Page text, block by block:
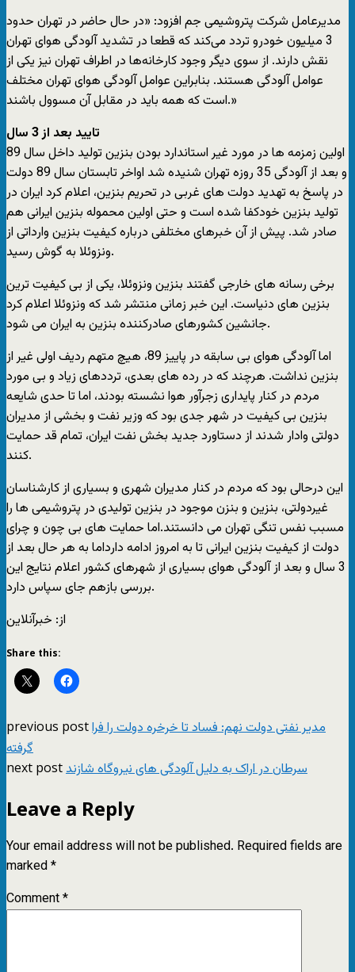
مدیرعامل شرکت پتروشیمی جم افزود: «در حال حاضر در تهران حدود
3 میلیون خودرو تردد می‌کند که قطعا در تشدید آلودگی هوای تهران
نقش دارند. از سوی دیگر وجود کارخانه‌ها در اطراف تهران نیز یکی از
عوامل آلودگی هستند. بنابراین عوامل آلودگی هوای تهران مختلف
است که همه باید در مقابل آن مسوول باشند.»
تایید بعد از 3 سال
اولین زمزمه ها در مورد غیر استاندارد بودن بنزین تولید داخل سال 89
و بعد از آلودگی 35 روزه تهران شنیده شد اواخر تابستان سال 89 دولت
در پاسخ به تهدید دولت های غربی در تحریم بنزین، اعلام کرد ایران در
تولید بنزین خودکفا شده است و حتی اولین محموله بنزین ایرانی هم
صادر شد. پیش از آن خبرهای مختلفی درباره کیفیت بنزین وارداتی از
ونزوئلا به گوش رسید.
برخی رسانه های خارجی گفتند بنزین ونزوئلا، یکی از بی کیفیت ترین
بنزین های دنیاست. این خبر زمانی منتشر شد که ونزوئلا اعلام کرد
جانشین کشورهای صادرکننده بنزین به ایران می شود.
اما آلودگی هوای بی سابقه در پاییز 89، هیچ متهم ردیف اولی غیر از
بنزین نداشت. هرچند که در رده های بعدی، ترددهای زیاد و بی مورد
مردم در کنار پایداری زجرآور هوا نشسته بودند، اما تا حدی شایعه
بنزین بی کیفیت در شهر جدی بود که وزیر نفت و بخشی از مدیران
دولتی وادار شدند از دستاورد جدید بخش نفت ایران، تمام قد حمایت
کنند.
این درحالی بود که مردم در کنار مدیران شهری و بسیاری از کارشناسان
غیردولتی، بنزین و بنزن موجود در بنزین تولیدی در پتروشیمی ها را
مسبب نفس تنگی تهران می دانستند.اما حمایت های بی چون و چرای
دولت از کیفیت بنزین ایرانی تا به امروز ادامه دارداما به هر حال بعد از
3 سال و بعد از آلودگی هوای بسیاری از شهرهای کشور اعلام نتایج این
بررسی بازهم جای سپاس دارد.
از: خبرآنلاین
Share this:
previous postمدیر نفتی دولت نهم: فساد تا خرخره دولت را فرا
گرفته
next postسرطان در اراک به دلیل آلودگی های نیروگاه شازند
Leave a Reply
Your email address will not be published. Required fields are
marked*
Comment*